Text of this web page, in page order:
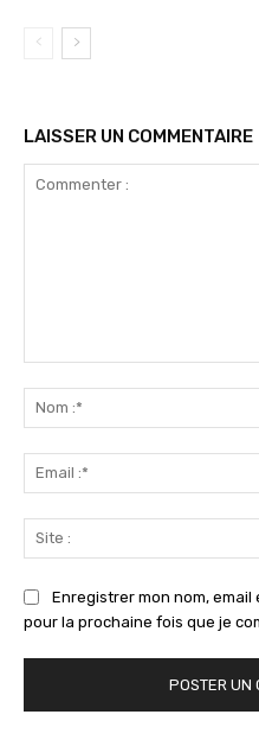
LAISSER UN COMMENTAIRE
Enregistrer mon nom,
pour la prochaine fois que je